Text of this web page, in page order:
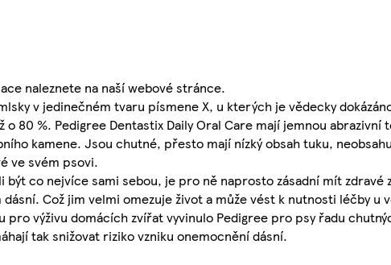
naleznete na naší webové stránce.
v jedinečném tvaru písmene X, u kterých je vědecky
80 %. Pedigree Dentastix Daily Oral Care mají jemnou abrazivní
kamene. Jsou chutné, přesto mají nízký obsah tuku,
ve svém psovi.
být co nejvíce sami sebou, je pro ně naprosto zásadní mít zdravé
Což jim velmi omezuje život a může vést k nutnosti léčby u
výživu domácích zvířat vyvinulo Pedigree pro psy řadu
tak snižovat riziko vzniku onemocnění dásní.